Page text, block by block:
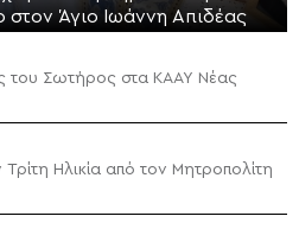
Άγιο Ιωάννη Απιδέας
του Σωτήρος στα ΚΑΑΥ Νέας
Ηλικία από τον Μητροπολίτη